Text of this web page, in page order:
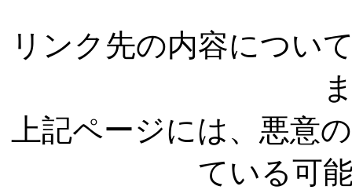
リンク先の内容につい
上記ページには、悪意
ている可